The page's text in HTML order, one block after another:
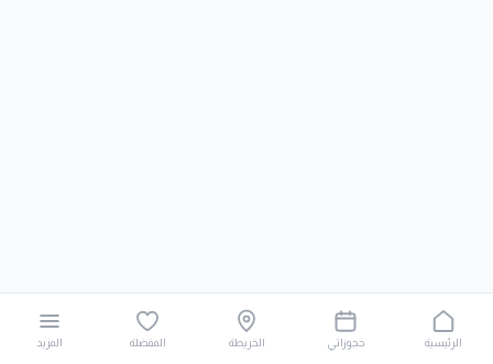
الرئيسية حجوزاتي الخريطة المفضلة المزيد